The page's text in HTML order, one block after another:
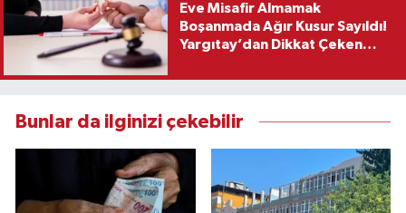
Eve Misafir Almamak
Boşanmada Ağır Kusur Sayıldı!
Yargıtay’dan Dikkat Çeken
Bunlar da ilginizi çekebilir